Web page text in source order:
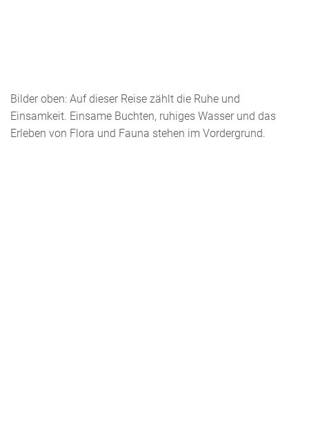
Bilder oben: Auf dieser Reise zählt die Ruhe und
Einsamkeit. Einsame Buchten, ruhiges Wasser und das
Erleben von Flora und Fauna stehen im Vordergrund.